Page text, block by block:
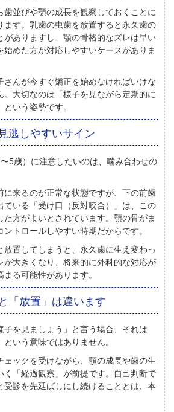
歯並びや顎の成長を観察しておくことに
ます。乳歯の虫歯を放置すると永久歯の
がありますし、顎の骨格的なズレは早い
めた方が対応しやすいケースがありま
さんが今すぐ矯正を始めなければいけな
。大切なのは「様子を見ながら定期的に
いう姿勢です。
逃しやすいサイン
5歳）に注意したいのは、噛み合わせの
に来るのが正常な状態ですが、下の前歯
ている「受け口（反対咬合）」は、この
方がよいとされています。顎の骨がま
トロールしやすい時期だからです。
放置してしまうと、永久歯に生え変わっ
が大きくなり、将来的に外科的な対応が
る可能性があります。
「放置」は違います
子を見ましょう」と言う場合、それは
という意味ではありません。
ェックを受けながら、顎の成長や歯の生
く「経過観察」が前提です。自己判断で
受診を先延ばしにし続けることとは、本